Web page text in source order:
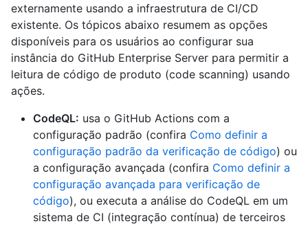
externamente usando a infraestrutura de CI/CD
existente. Os tópicos abaixo resumem as opções
disponíveis para os usuários ao configurar sua
instância do GitHub Enterprise Server para permitir a
leitura de código de produto (code scanning) usando
ações.
CodeQL: usa o GitHub Actions com a
configuração padrão (confira Como definir a
configuração padrão da verificação de código) ou
a configuração avançada (confira Como definir a
configuração avançada para verificação de
código), ou executa a análise do CodeQL em um
sistema de CI (integração contínua) de terceiros